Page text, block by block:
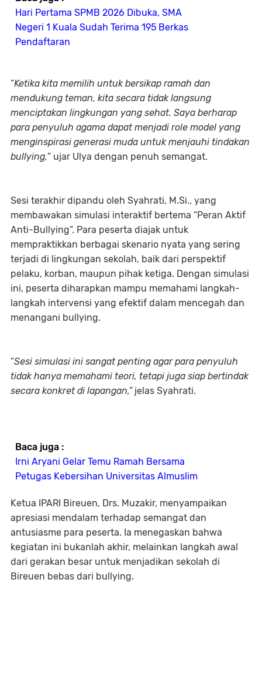
Hari Pertama SPMB 2026 Dibuka, SMA
Negeri 1 Kuala Sudah Terima 195 Berkas
Pendaftaran
“Ketika kita memilih untuk bersikap ramah dan
mendukung teman, kita secara tidak langsung
menciptakan lingkungan yang sehat. Saya berharap
para penyuluh agama dapat menjadi role model yang
menginspirasi generasi muda untuk menjauhi tindakan
bullying,” ujar Ulya dengan penuh semangat.
Sesi terakhir dipandu oleh Syahrati, M.Si., yang
membawakan simulasi interaktif bertema “Peran Aktif
Anti-Bullying”. Para peserta diajak untuk
mempraktikkan berbagai skenario nyata yang sering
terjadi di lingkungan sekolah, baik dari perspektif
pelaku, korban, maupun pihak ketiga. Dengan simulasi
ini, peserta diharapkan mampu memahami langkah-
langkah intervensi yang efektif dalam mencegah dan
menangani bullying.
“Sesi simulasi ini sangat penting agar para penyuluh
tidak hanya memahami teori, tetapi juga siap bertindak
secara konkret di lapangan,”jelas Syahrati.
Baca juga :
Irni Aryani Gelar Temu Ramah Bersama
Petugas Kebersihan Universitas Almuslim
Ketua IPARI Bireuen, Drs. Muzakir, menyampaikan
apresiasi mendalam terhadap semangat dan
antusiasme para peserta. Ia menegaskan bahwa
kegiatan ini bukanlah akhir, melainkan langkah awal
dari gerakan besar untuk menjadikan sekolah di
Bireuen bebas dari bullying.